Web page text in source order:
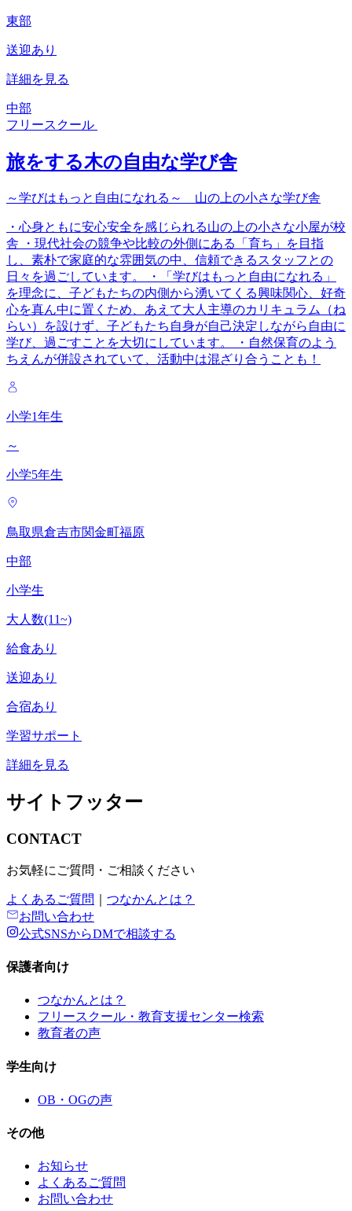
東部
送迎あり
詳細を見る
中部
フリースクール
旅をする木の自由な学び舎
～学びはもっと自由になれる～ 山の上の小さな学び舎
・心身ともに安心安全を感じられる山の上の小さな小屋が校
舎 ・現代社会の競争や比較の外側にある「育ち」を目指
し、素朴で家庭的な雰囲気の中、信頼できるスタッフとの
日々を過ごしています。 ・「学びはもっと自由になれる」
を理念に、子どもたちの内側から湧いてくる興味関心、好奇
心を真ん中に置くため、あえて大人主導のカリキュラム（ね
らい）を設けず、子どもたち自身が自己決定しながら自由に
学び、過ごすことを大切にしています。 ・自然保育のよう
ちえんが併設されていて、活動中は混ざり合うことも！
小学1年生
～
小学5年生
鳥取県倉吉市関金町福原
中部
小学生
大人数(11~)
給食あり
送迎あり
合宿あり
学習サポート
詳細を見る
サイトフッター
CONTACT
お気軽にご質問・ご相談ください
よくあるご質問
つなかんとは？
お問い合わせ
公式SNSからDMで相談する
保護者向け
つなかんとは？
フリースクール・教育支援センター検索
教育者の声
学生向け
OB・OGの声
その他
お知らせ
よくあるご質問
お問い合わせ